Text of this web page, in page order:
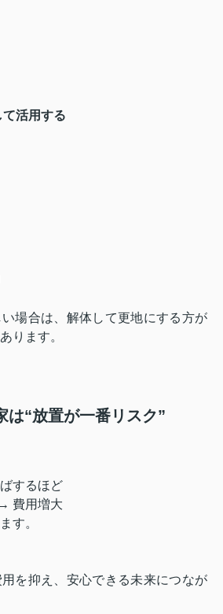
活用する
場合は、解体して更地にする方が
ります。
は“放置が一番リスク”
するほど
費用増大
す。
を抑え、安心できる未来につなが